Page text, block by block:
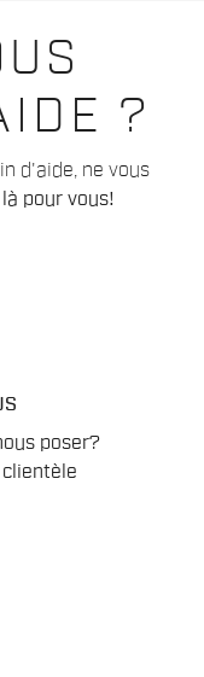
?
d'aide, ne vous
pour vous!
poser?